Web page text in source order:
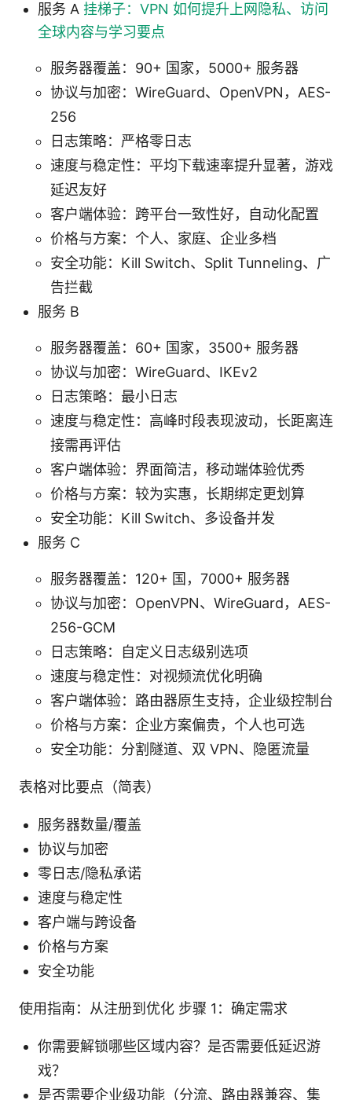
服务 A 挂梯子：VPN 如何提升上网隐私、访问
全球内容与学习要点
服务器覆盖：90+ 国家，5000+ 服务器
协议与加密：WireGuard、OpenVPN，AES-
256
日志策略：严格零日志
速度与稳定性：平均下载速率提升显著，游戏
延迟友好
客户端体验：跨平台一致性好，自动化配置
价格与方案：个人、家庭、企业多档
安全功能：Kill Switch、Split Tunneling、广
告拦截
服务 B
服务器覆盖：60+ 国家，3500+ 服务器
协议与加密：WireGuard、IKEv2
日志策略：最小日志
速度与稳定性：高峰时段表现波动，长距离连
接需再评估
客户端体验：界面简洁，移动端体验优秀
价格与方案：较为实惠，长期绑定更划算
安全功能：Kill Switch、多设备并发
服务 C
服务器覆盖：120+ 国，7000+ 服务器
协议与加密：OpenVPN、WireGuard，AES-
256-GCM
日志策略：自定义日志级别选项
速度与稳定性：对视频流优化明确
客户端体验：路由器原生支持，企业级控制台
价格与方案：企业方案偏贵，个人也可选
安全功能：分割隧道、双 VPN、隐匿流量
表格对比要点（简表）
服务器数量/覆盖
协议与加密
零日志/隐私承诺
速度与稳定性
客户端与跨设备
价格与方案
安全功能
使用指南：从注册到优化 步骤 1：确定需求
你需要解锁哪些区域内容？是否需要低延迟游
戏？
是否需要企业级功能（分流、路由器兼容、集